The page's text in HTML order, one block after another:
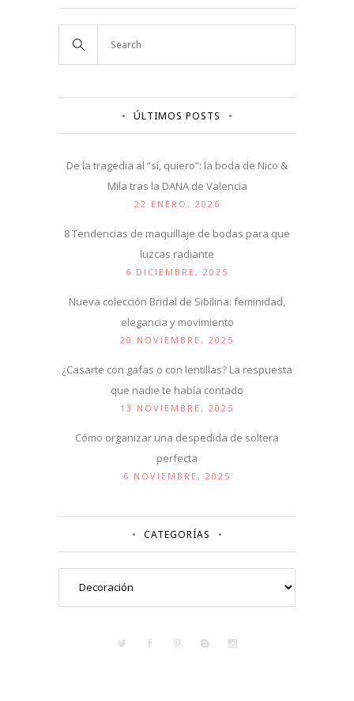
ÚLTIMOS POSTS
De la tragedia al “sí, quiero”: la boda de Nico &
Mila tras la DANA de Valencia
22 ENERO, 2026
8 Tendencias de maquillaje de bodas para que
luzcas radiante
6 DICIEMBRE, 2025
Nueva colección Bridal de Sibilina: feminidad,
elegancia y movimiento
20 NOVIEMBRE, 2025
¿Casarte con gafas o con lentillas? La respuesta
que nadie te había contado
13 NOVIEMBRE, 2025
Cómo organizar una despedida de soltera
perfecta
6 NOVIEMBRE, 2025
CATEGORÍAS